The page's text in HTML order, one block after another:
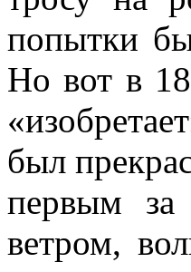
попытки
Но вот в
был
первым
ветром,